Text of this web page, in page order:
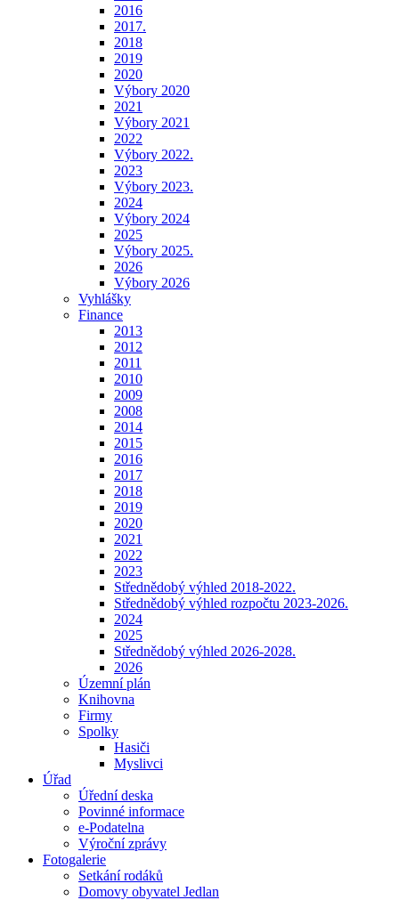
2016
2017.
2018
2019
2020
Výbory 2020
2021
Výbory 2021
2022
Výbory 2022.
2023
Výbory 2023.
2024
Výbory 2024
2025
Výbory 2025.
2026
Výbory 2026
Vyhlášky
Finance
2013
2012
2011
2010
2009
2008
2014
2015
2016
2017
2018
2019
2020
2021
2022
2023
Střednědobý výhled 2018-2022.
Střednědobý výhled rozpočtu 2023-2026.
2024
2025
Střednědobý výhled 2026-2028.
2026
Územní plán
Knihovna
Firmy
Spolky
Hasiči
Myslivci
Úřad
Úřední deska
Povinné informace
e-Podatelna
Výroční zprávy
Fotogalerie
Setkání rodáků
Domovy obyvatel Jedlan